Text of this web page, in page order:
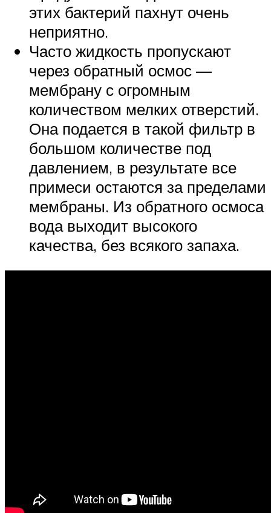
этих бактерий пахнут очень
неприятно.
Часто жидкость пропускают
через обратный осмос —
мембрану с огромным
количеством мелких отверстий.
Она подается в такой фильтр в
большом количестве под
давлением, в результате все
примеси остаются за пределами
мембраны. Из обратного осмоса
вода выходит высокого
качества, без всякого запаха.